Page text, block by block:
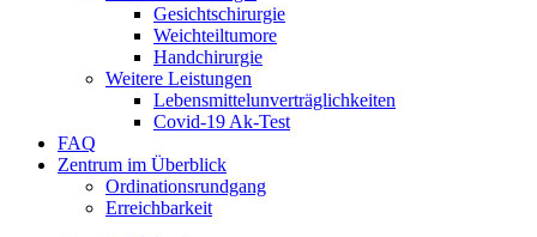
Gesichtschirurgie
Weichteiltumore
Handchirurgie
Weitere Leistungen
Lebensmittelunverträglichkeiten
Covid-19 Ak-Test
FAQ
Zentrum im Überblick
Ordinationsrundgang
Erreichbarkeit